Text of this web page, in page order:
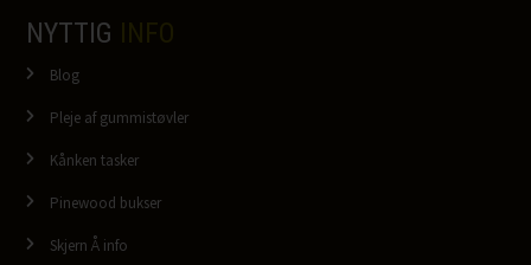
NYTTIG
Blog
Pleje af gummistøvler
Kånken tasker
Pinewood bukser
Skjern Å info